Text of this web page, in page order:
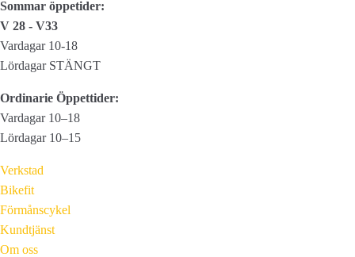
Sommar öppetider:
V 28 - V33
Vardagar 10-18
Lördagar STÄNGT
Ordinarie Öppettider:
Vardagar 10–18
Lördagar 10–15
Verkstad
Bikefit
Förmånscykel
Kundtjänst
Om oss